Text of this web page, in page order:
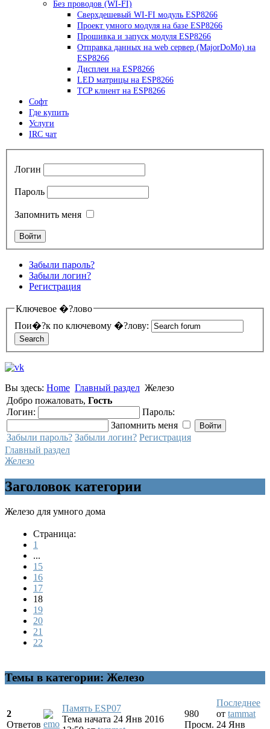
Без проводов (WI-FI)
Сверхдешевый WI-FI модуль ESP8266
Проект умного модуля на базе ESP8266
Прошивка и запуск модуля ESP8266
Отправка данных на web сервер (MajorDoMo) на
ESP8266
Дисплеи на ESP8266
LED матрицы на ESP8266
TCP клиент на ESP8266
Софт
Где купить
Услуги
IRC чат
Логин
Пароль
Запомнить меня
Забыли пароль?
Забыли логин?
Регистрация
Ключевое �?лово
Пои�?к по ключевому �?лову:
Вы здесь: Home Главный раздел Железо
Добро пожаловать, Гость
Логин:
Пароль:
Запомнить меня
Забыли пароль? Забыли логин? Регистрация
Главный раздел
Железо
Заголовок категории
Железо для умного дома
Страница:
1
...
15
16
17
18
19
20
21
22
Темы в категории: Железо
2
Ответов
Память ESP07
Тема начата 24 Янв 2016
980
Просм.
Последнее
от tammat
24 Янв